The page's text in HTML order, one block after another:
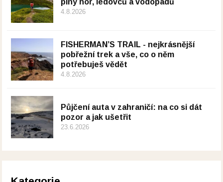
4.8.2026
FISHERMAN’S TRAIL - nejkrásnější
pobřežní trek a vše, co o něm
potřebuješ vědět
4.8.2026
Půjčení auta v zahraničí: na co si dát
pozor a jak ušetřit
23.6.2026